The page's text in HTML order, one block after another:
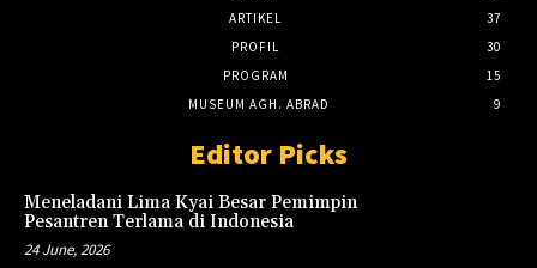
ARTIKEL
37
PROFIL
30
PROGRAM
15
MUSEUM AGH. ABRAD
9
Editor Picks
Meneladani Lima Kyai Besar Pemimpin
Pesantren Terlama di Indonesia
24 June, 2026